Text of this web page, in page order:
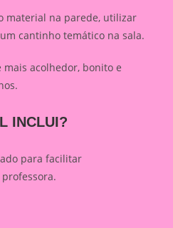
material na parede, utilizar
cantinho temático na sala.
acolhedor, bonito e
INCLUI?
para facilitar